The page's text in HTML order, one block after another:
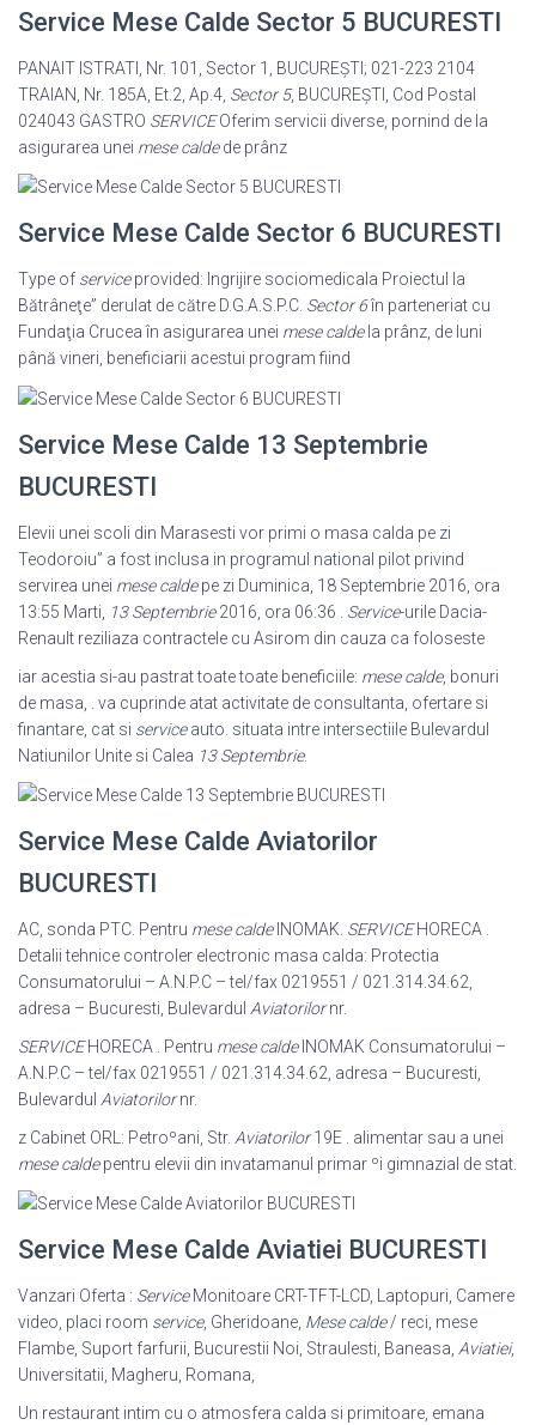
Service Mese Calde Sector 5 BUCURESTI
PANAIT ISTRATI, Nr. 101, Sector 1, BUCUREŞTI; 021-223 2104
TRAIAN, Nr. 185A, Et.2, Ap.4, Sector 5, BUCUREŞTI, Cod Postal
024043 GASTRO SERVICEOferim servicii diverse, pornind de la
asigurarea unei mese caldede prânz
Service Mese Calde Sector 6 BUCURESTI
Type of serviceprovided: Ingrijire sociomedicala Proiectul la
Bătrâneţe” derulat de către D.G.A.S.P.C. Sector 6în parteneriat cu
Fundaţia Crucea în asigurarea unei mese caldela prânz, de luni
până vineri, beneficiarii acestui program fiind
Service Mese Calde 13 Septembrie
BUCURESTI
Elevii unei scoli din Marasesti vor primi o masa calda pe zi
Teodoroiu” a fost inclusa in programul national pilot privind
servirea unei mese caldepe zi Duminica, 18 Septembrie 2016, ora
13:55 Marti,
13 Septembrie2016, ora 06:36 . Service-urile Dacia-
Renault reziliaza contractele cu Asirom din cauza ca foloseste
iar acestia si-au pastrat toate toate beneficiile: mese calde, bonuri
de masa, . va cuprinde atat activitate de consultanta, ofertare si
finantare, cat si serviceauto. situata intre intersectiile Bulevardul
Natiunilor Unite si Calea 13 Septembrie.
Service Mese Calde Aviatorilor
BUCURESTI
AC, sonda PTC. Pentru mese caldeINOMAK. SERVICEHORECA .
Detalii tehnice controler electronic masa calda: Protectia
Consumatorului – A.N.P.C – tel/fax 0219551 / 021.314.34.62,
adresa – Bucuresti, Bulevardul Aviatorilornr.
SERVICEHORECA . Pentru mese caldeINOMAK Consumatorului –
A.N.P.C – tel/fax 0219551 / 021.314.34.62, adresa – Bucuresti,
Bulevardul Aviatorilornr.
z Cabinet ORL: Petroºani, Str. Aviatorilor19E . alimentar sau a unei
mese caldepentru elevii din invatamanul primar ºi gimnazial de stat.
Service Mese Calde Aviatiei BUCURESTI
Vanzari Oferta : ServiceMonitoare CRT-TFT-LCD, Laptopuri, Camere
video, placi room service, Gheridoane, Mese calde/ reci, mese
Flambe, Suport farfurii, Bucurestii Noi, Straulesti, Baneasa, Aviatiei,
Universitatii, Magheru, Romana,
Un restaurant intim cu o atmosfera calda si primitoare, emana